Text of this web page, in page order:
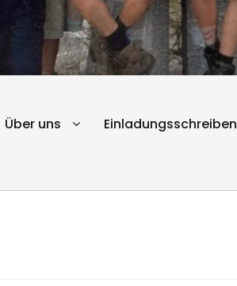
Über uns Einladungsschreiben